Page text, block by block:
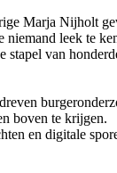
Marja Nijholt
leek te
van
boven te krijgen.
en digitale